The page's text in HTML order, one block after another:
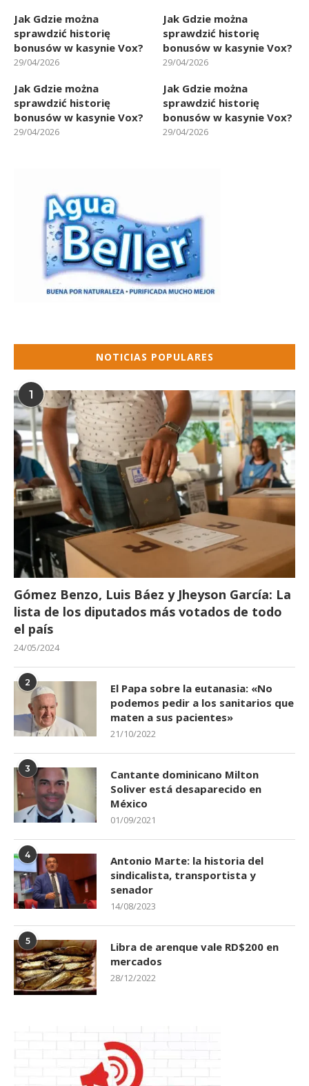
Jak Gdzie można
sprawdzić historię
bonusów w kasynie Vox?
29/04/2026
Jak Gdzie można
sprawdzić historię
bonusów w kasynie Vox?
29/04/2026
Jak Gdzie można
sprawdzić historię
bonusów w kasynie Vox?
29/04/2026
Jak Gdzie można
sprawdzić historię
bonusów w kasynie Vox?
29/04/2026
NOTICIAS POPULARES
1
Gómez Benzo, Luis Báez y Jheyson García: La
lista de los diputados más votados de todo
el país
24/05/2024
2
El Papa sobre la eutanasia: «No
podemos pedir a los sanitarios que
maten a sus pacientes»
21/10/2022
3
Cantante dominicano Milton
Soliver está desaparecido en
México
01/09/2021
4
Antonio Marte: la historia del
sindicalista, transportista y
senador
14/08/2023
5
Libra de arenque vale RD$200 en
mercados
28/12/2022